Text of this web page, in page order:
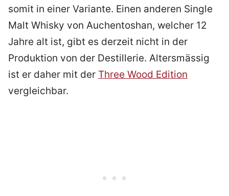
somit in einer Variante. Einen anderen Single
Malt Whisky von Auchentoshan, welcher 12
Jahre alt ist, gibt es derzeit nicht in der
Produktion von der Destillerie. Altersmässig
ist er daher mit der Three Wood Edition
vergleichbar.